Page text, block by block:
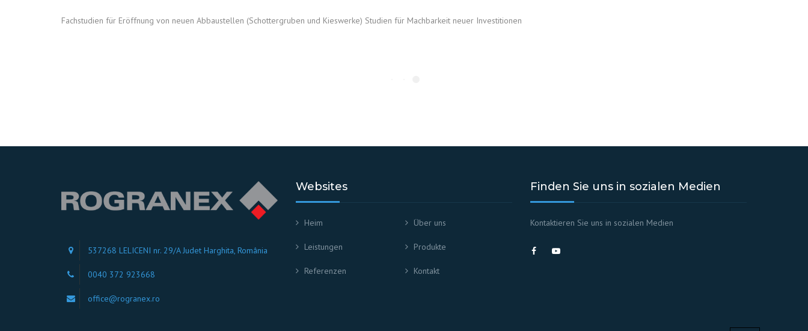
Fachstudien für Eröffnung von neuen Abbaustellen (Schottergruben und Kieswerke) Studien für Machbarkeit neuer Investitionen
537268 LELICENI nr. 29/A Judet Harghita, România
0040 372 923668
office@rogranex.ro
Websites
Heim Über uns
Leistungen Produkte
Referenzen Kontakt
Finden Sie uns in sozialen Medien
Kontaktieren Sie uns in sozialen Medien